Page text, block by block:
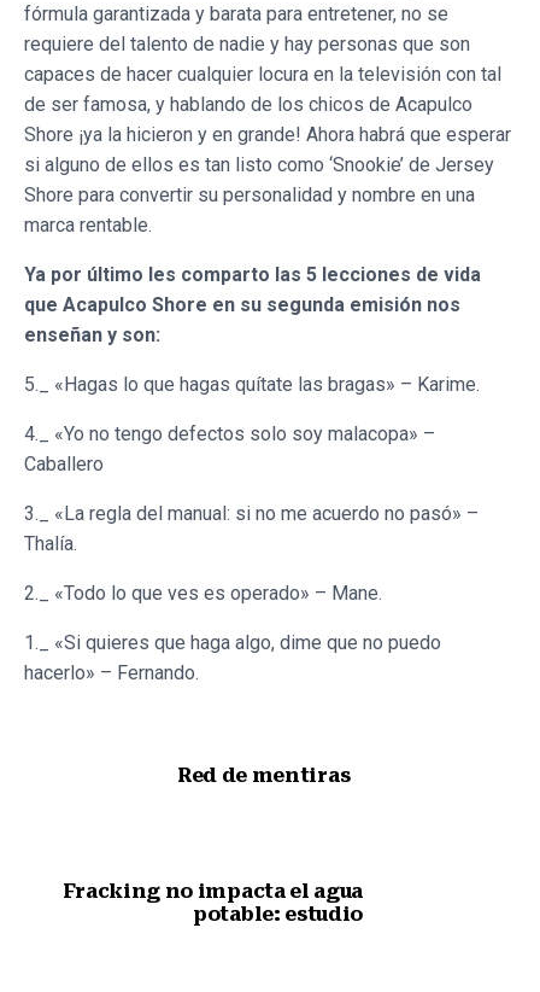
fórmula garantizada y barata para entretener, no se
requiere del talento de nadie y hay personas que son
capaces de hacer cualquier locura en la televisión con tal
de ser famosa, y hablando de los chicos de Acapulco
Shore ¡ya la hicieron y en grande! Ahora habrá que esperar
si alguno de ellos es tan listo como ‘Snookie’ de Jersey
Shore para convertir su personalidad y nombre en una
marca rentable.
Ya por último les comparto las 5 lecciones de vida
que Acapulco Shore en su segunda emisión nos
enseñan y son:
5._ «Hagas lo que hagas quítate las bragas» – Karime.
4._ «Yo no tengo defectos solo soy malacopa» –
Caballero
3._ «La regla del manual: si no me acuerdo no pasó» –
Thalía.
2._ «Todo lo que ves es operado» – Mane.
1._ «Si quieres que haga algo, dime que no puedo
hacerlo» – Fernando.
Red de mentiras
Fracking no impacta el agua
potable: estudio